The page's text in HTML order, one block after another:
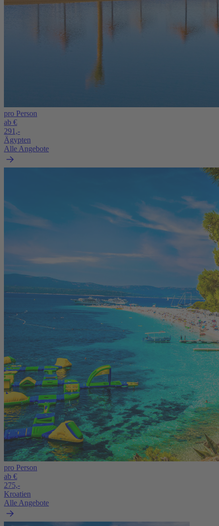
pro Person
ab €
291,-
Ägypten
Alle Angebote
pro Person
ab €
275,-
Kroatien
Alle Angebote